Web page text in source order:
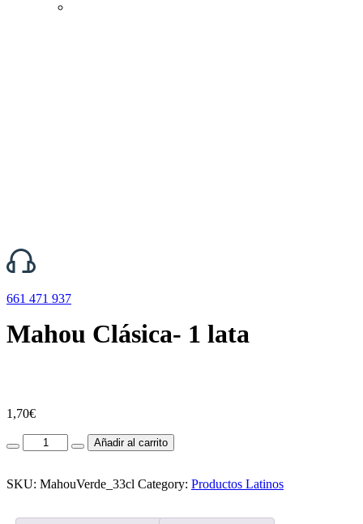
661 471 937
Mahou Clásica- 1 lata
1,70€
Mahou
Clásica-
lata
Añadir al carrito
SKU: MahouVerde_33cl Category: Productos Latinos